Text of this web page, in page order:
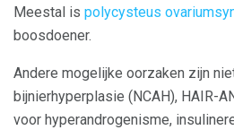
Meestal is polycysteus
boosdoener.
Andere mogelijke oorzaken zijn
bijnierhyperplasie (NCAH), HAIR-
voor hyperandrogenisme,